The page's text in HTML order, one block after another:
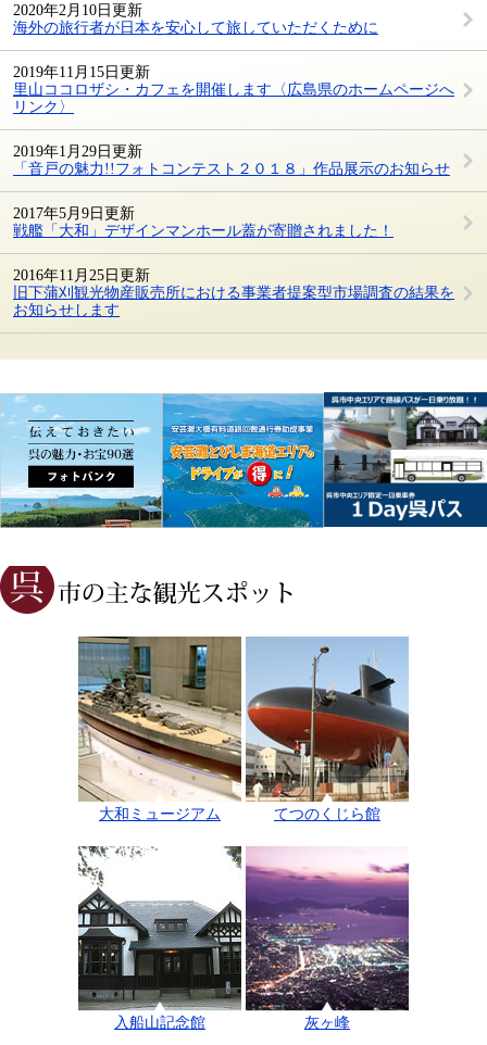
2020年2月10日更新
海外の旅行者が日本を安心して旅していただくために
2019年11月15日更新
里山ココロザシ・カフェを開催します〈広島県のホームページへ
リンク〉
2019年1月29日更新
「音戸の魅力!!フォトコンテスト２０１８」作品展示のお知らせ
2017年5月9日更新
戦艦「大和」デザインマンホール蓋が寄贈されました！
2016年11月25日更新
旧下蒲刈観光物産販売所における事業者提案型市場調査の結果を
お知らせします
大和ミュージアム てつのくじら館
入船山記念館 灰ヶ峰